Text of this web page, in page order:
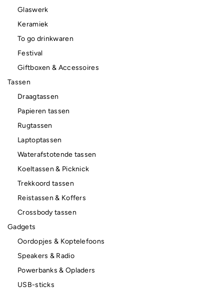
Glaswerk
Keramiek
To go drinkwaren
Festival
Giftboxen & Accessoires
Tassen
Draagtassen
Papieren tassen
Rugtassen
Laptoptassen
Waterafstotende tassen
Koeltassen & Picknick
Trekkoord tassen
Reistassen & Koffers
Crossbody tassen
Gadgets
Oordopjes & Koptelefoons
Speakers & Radio
Powerbanks & Opladers
USB-sticks